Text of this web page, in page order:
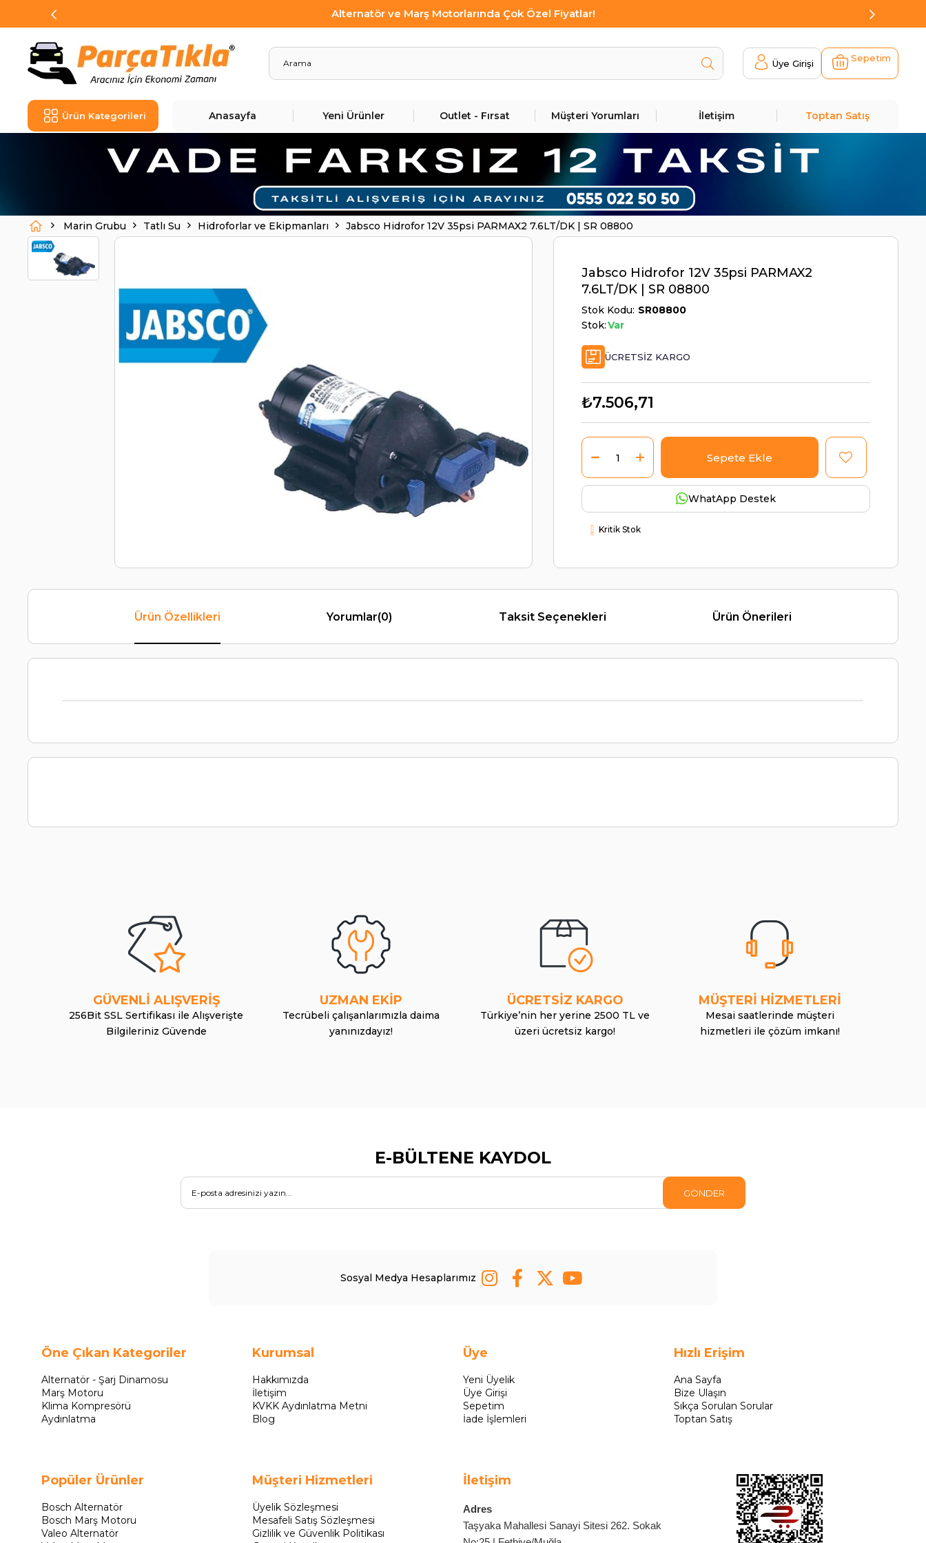
Alternatör ve Marş Motorlarında Çok Özel Fiyatlar!
Üye Girişi Sepetim
Ürün Kategorileri Anasayfa Yeni Ürünler Outlet - Fırsat Müşteri Yorumları İletişim Toptan Satış
Marin Grubu Tatlı Su Hidroforlar ve Ekipmanları Jabsco Hidrofor 12V 35psi PARMAX2 7.6LT/DK | SR 08800
Jabsco Hidrofor 12V 35psi PARMAX2
7.6LT/DK | SR 08800
Stok Kodu SR08800
Stok:Var
ÜCRETSIZ KARGO
₺7.506,71
WhatApp Destek
Kritik Stok
Ürün Özellikleri Yorumlar(0) Taksit Seçenekleri Ürün Önerileri
GÜVENLİ ALIŞVERİŞ
256Bit SSL Sertifikası ile Alışverişte
Bilgileriniz Güvende
UZMAN EKİP
Tecrübeli çalışanlarımızla daima
yanınızdayız!
ÜCRETSİZ KARGO
Türkiye’nin her yerine 2500 TL ve
üzeri ücretsiz kargo!
MÜŞTERİ HİZMETLERİ
Mesai saatlerinde müşteri
hizmetleri ile çözüm imkanı!
E-BÜLTENE KAYDOL
GÖNDER
Sosyal Medya Hesaplarımız
Öne Çıkan Kategoriler
Alternatör - Şarj Dinamosu
Marş Motoru
Klima Kompresörü
Aydınlatma
Popüler Ürünler
Bosch Alternatör
Bosch Marş Motoru
Valeo Alternatör
Kurumsal
Hakkımızda
İletişim
KVKK Aydınlatma Metni
Blog
Müşteri Hizmetleri
Üyelik Sözleşmesi
Mesafeli Satış Sözleşmesi
Gizlilik ve Güvenlik Politikası
Üye
Yeni Üyelik
Üye Girişi
Sepetim
İade İşlemleri
İletişim
Adres
Taşyaka Mahallesi Sanayi Sitesi 262. Sokak
Hızlı Erişim
Ana Sayfa
Bize Ulaşın
Sıkça Sorulan Sorular
Toptan Satış